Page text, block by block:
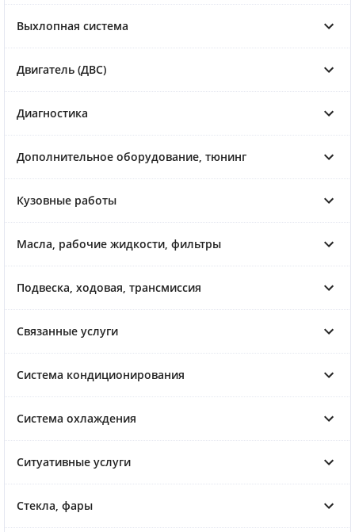
Выхлопная система
Двигатель (ДВС)
Диагностика
Дополнительное оборудование, тюнинг
Кузовные работы
Масла, рабочие жидкости, фильтры
Подвеска, ходовая, трансмиссия
Связанные услуги
Система кондиционирования
Система охлаждения
Ситуативные услуги
Стекла, фары